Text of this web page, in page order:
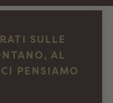
SULLE
AL
PENSIAMO